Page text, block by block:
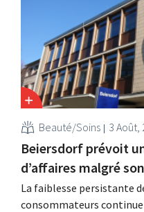
activités d'acquisition.
Beauté/Soins 3 Août,
Beiersdorf prévoit
d’affaires malgré
La faiblesse persistante
consommateurs continue